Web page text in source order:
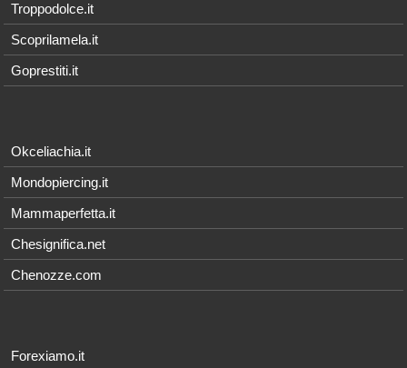
Troppodolce.it
Scoprilamela.it
Goprestiti.it
Okceliachia.it
Mondopiercing.it
Mammaperfetta.it
Chesignifica.net
Chenozze.com
Forexiamo.it